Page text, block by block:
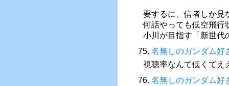
要するに、信者しか見
何話やっても低空飛行
小川が目指す「新世代
75. 名無しのガンダム好
視聴率なんて低くてえ
76. 名無しのガンダム好